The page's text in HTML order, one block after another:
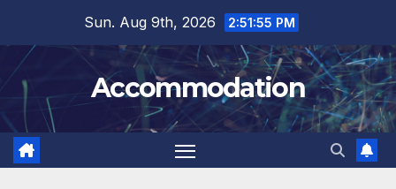
content
Sun. Aug 9th, 2026 2:51:56 PM
Accommodation